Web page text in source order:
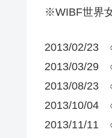
※WIBF世界
2013/02/23
2013/03/29
2013/08/23
2013/10/04
2013/11/11